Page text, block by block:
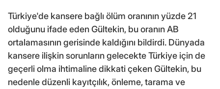
Türkiye'de kansere bağlı ölüm oranının yüzde 21
olduğunu ifade eden Gültekin, bu oranın AB
ortalamasının gerisinde kaldığını bildirdi. Dünyada
kansere ilişkin sorunların gelecekte Türkiye için de
geçerli olma ihtimaline dikkati çeken Gültekin, bu
nedenle düzenli kayıtçılık, önleme, tarama ve